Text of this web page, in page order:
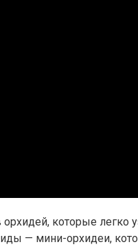
которые
— мини-орхидеи,